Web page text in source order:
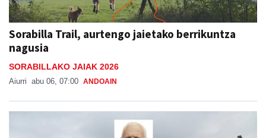
Sorabilla Trail, aurtengo jaietako berrikuntza
nagusia
SORABILLAKO JAIAK 2026
Aiurri abu 06, 07:00 ANDOAIN